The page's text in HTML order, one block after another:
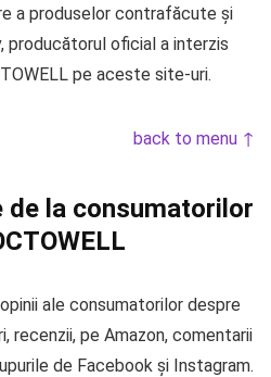
a produselor contrafăcute și
producătorul oficial a interzis
pe aceste site-uri.
back to menu ↑
de la consumatorilor
ale consumatorilor despre
recenzii, pe Amazon, comentarii
de Facebook și Instagram.